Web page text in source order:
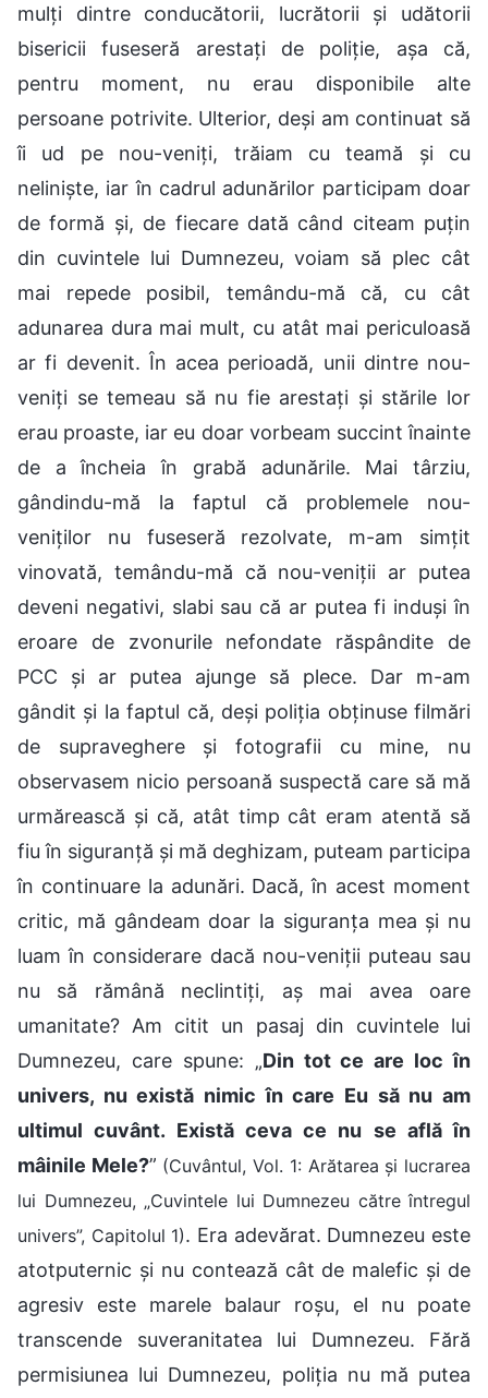
mulți dintre conducătorii, lucrătorii și udătorii
bisericii fuseseră arestați de poliție, așa că,
pentru moment, nu erau disponibile alte
persoane potrivite. Ulterior, deși am continuat să
îi ud pe nou-veniți, trăiam cu teamă și cu
neliniște, iar în cadrul adunărilor participam doar
de formă și, de fiecare dată când citeam puțin
din cuvintele lui Dumnezeu, voiam să plec cât
mai repede posibil, temându-mă că, cu cât
adunarea dura mai mult, cu atât mai periculoasă
ar fi devenit. În acea perioadă, unii dintre nou-
veniți se temeau să nu fie arestați și stările lor
erau proaste, iar eu doar vorbeam succint înainte
de a încheia în grabă adunările. Mai târziu,
gândindu-mă la faptul că problemele nou-
veniților nu fuseseră rezolvate, m-am simțit
vinovată, temându-mă că nou-veniții ar putea
deveni negativi, slabi sau că ar putea fi induși în
eroare de zvonurile nefondate răspândite de
PCC și ar putea ajunge să plece. Dar m-am
gândit și la faptul că, deși poliția obținuse filmări
de supraveghere și fotografii cu mine, nu
observasem nicio persoană suspectă care să mă
urmărească și că, atât timp cât eram atentă să
fiu în siguranță și mă deghizam, puteam participa
în continuare la adunări. Dacă, în acest moment
critic, mă gândeam doar la siguranța mea și nu
luam în considerare dacă nou-veniții puteau sau
nu să rămână neclintiți, aș mai avea oare
umanitate? Am citit un pasaj din cuvintele lui
Dumnezeu, care spune: „Din tot ce are loc în
univers, nu există nimic în care Eu să nu am
ultimul cuvânt. Există ceva ce nu se află în
mâinile Mele?” (Cuvântul, Vol. 1: Arătarea și lucrarea
lui Dumnezeu, „Cuvintele lui Dumnezeu către întregul
univers”, Capitolul 1). Era adevărat. Dumnezeu este
atotputernic și nu contează cât de malefic și de
agresiv este marele balaur roșu, el nu poate
transcende suveranitatea lui Dumnezeu. Fără
permisiunea lui Dumnezeu, poliția nu mă putea